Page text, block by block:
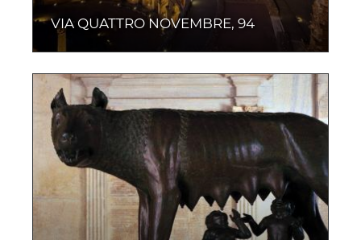
VIA QUATTRO NOVEMBRE, 94